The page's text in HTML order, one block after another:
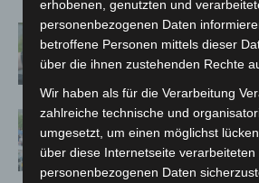
Langenhagen:
Promille aus dem
Blaulichtmeile
Polizei, Feuerwehr
hautnah erleben
erhobenen, genutzten und
personenbezogenen Daten
betroffene Personen mittels dieser
über die ihnen zustehenden Rechte
Wir haben als für die Verarbeitung
zahlreiche technische und
umgesetzt, um einen möglichst
über diese Internetseite verarbeiteten
personenbezogenen Daten